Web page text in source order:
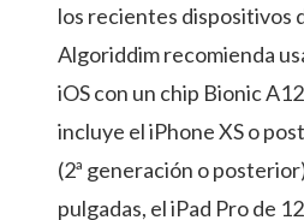
los recientes dispositivos
Algoriddim recomienda
iOS con un chip Bionic
incluye el iPhone XS o
(2ª generación o
pulgadas, el iPad Pro de